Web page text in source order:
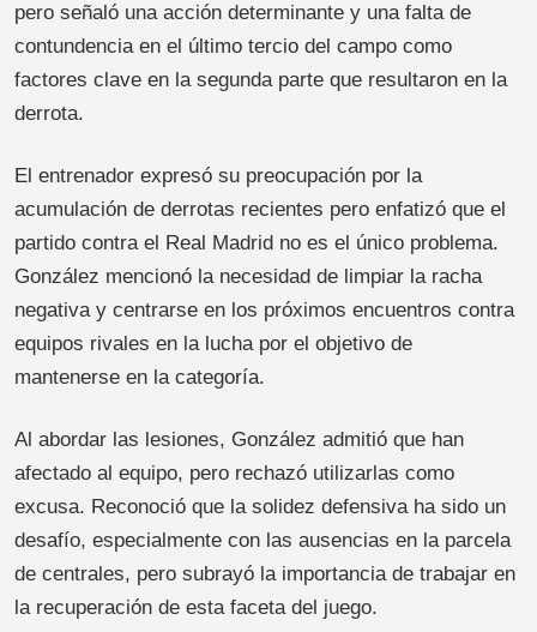
pero señaló una acción determinante y una falta de
contundencia en el último tercio del campo como
factores clave en la segunda parte que resultaron en la
derrota.
El entrenador expresó su preocupación por la
acumulación de derrotas recientes pero enfatizó que el
partido contra el Real Madrid no es el único problema.
González mencionó la necesidad de limpiar la racha
negativa y centrarse en los próximos encuentros contra
equipos rivales en la lucha por el objetivo de
mantenerse en la categoría.
Al abordar las lesiones, González admitió que han
afectado al equipo, pero rechazó utilizarlas como
excusa. Reconoció que la solidez defensiva ha sido un
desafío, especialmente con las ausencias en la parcela
de centrales, pero subrayó la importancia de trabajar en
la recuperación de esta faceta del juego.